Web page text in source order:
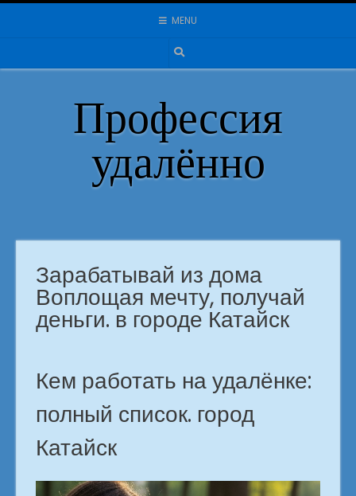
Skip
MENU
Профессия
удалённо
Зарабатывай из дома
Воплощая мечту, получай
деньги. в городе Катайск
Кем работать на удалёнке:
полный список. город
Катайск